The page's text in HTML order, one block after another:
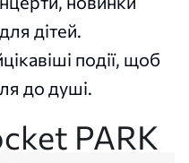
дітей.
події, щоб
до душі.
PARK